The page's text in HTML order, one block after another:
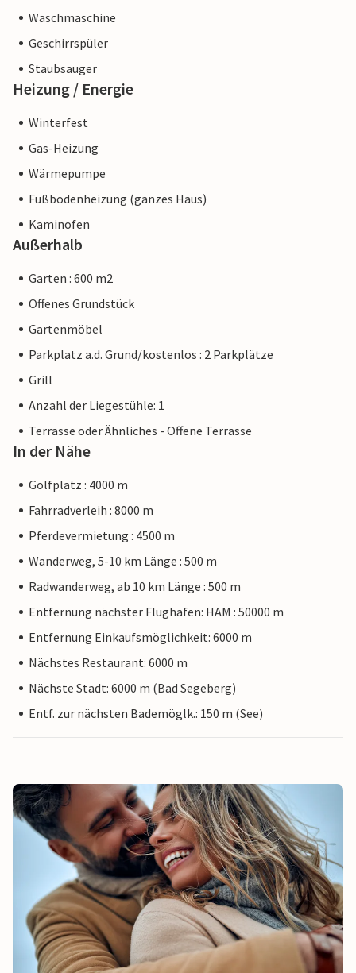
Waschmaschine
Geschirrspüler
Staubsauger
Heizung / Energie
Winterfest
Gas-Heizung
Wärmepumpe
Fußbodenheizung (ganzes Haus)
Kaminofen
Außerhalb
Garten : 600 m2
Offenes Grundstück
Gartenmöbel
Parkplatz a.d. Grund/kostenlos : 2 Parkplätze
Grill
Anzahl der Liegestühle: 1
Terrasse oder Ähnliches - Offene Terrasse
In der Nähe
Golfplatz : 4000 m
Fahrradverleih : 8000 m
Pferdevermietung : 4500 m
Wanderweg, 5-10 km Länge : 500 m
Radwanderweg, ab 10 km Länge : 500 m
Entfernung nächster Flughafen: HAM : 50000 m
Entfernung Einkaufsmöglichkeit: 6000 m
Nächstes Restaurant: 6000 m
Nächste Stadt: 6000 m (Bad Segeberg)
Entf. zur nächsten Bademöglk.: 150 m (See)